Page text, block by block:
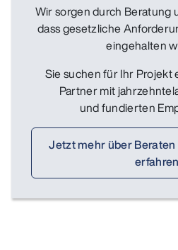
Wir sorgen durch Beratung
dass gesetzliche
eingehalten
Sie suchen für Ihr Projekt
Partner mit
und fundierten
Jetzt mehr über